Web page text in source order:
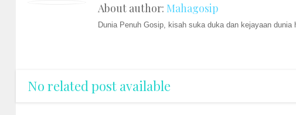
About author: Mahagosip
Dunia Penuh Gosip, kisah suka duka dan kejayaan
No related post available